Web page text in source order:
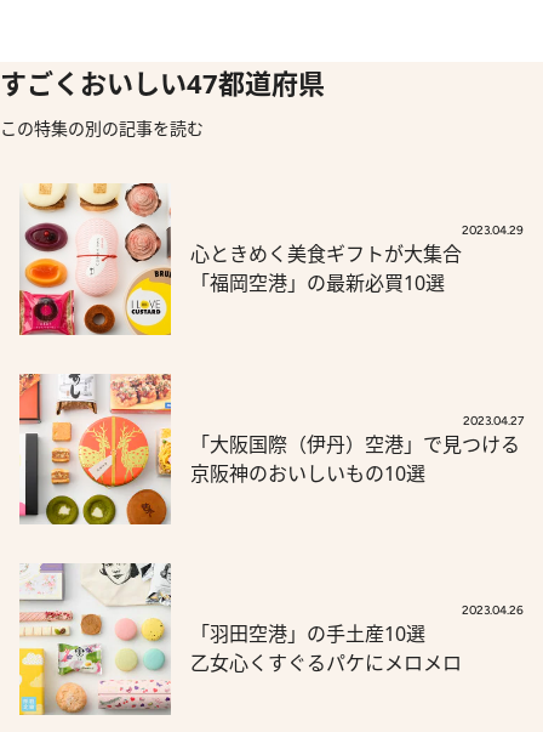
すごくおいしい47都道府県
この特集の別の記事を読む
2023.04.29
心ときめく美食ギフトが大集合
「福岡空港」の最新必買10選
2023.04.27
「大阪国際（伊丹）空港」で見つける
京阪神のおいしいもの10選
2023.04.26
「羽田空港」の手土産10選
乙女心くすぐるパケにメロメロ